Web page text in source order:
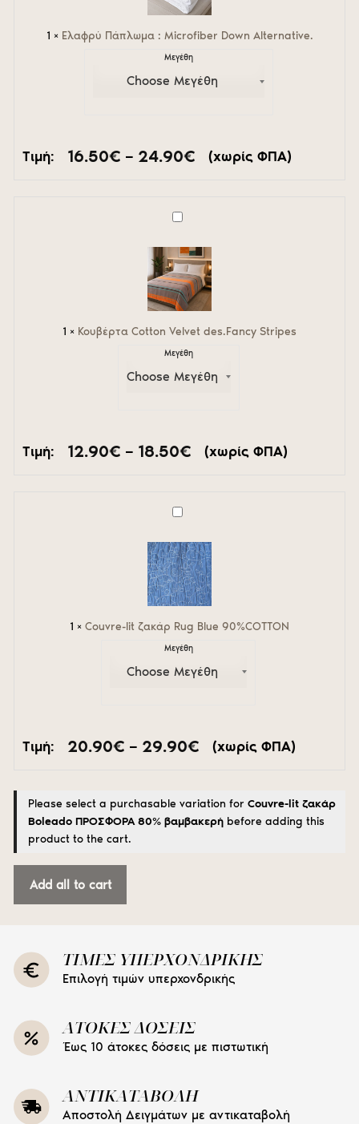
1 × Ελαφρύ Πάπλωμα : Microfiber Down Alternative.
Μεγέθη
Τιμή: 16.50€ – 24.90€ Price
range:
(χωρίς ΦΠΑ)
1 × Κουβέρτα Cotton Velvet des.Fancy Stripes
Μεγέθη
Τιμή: 12.90€ – 18.50€ Price
range:
(χωρίς ΦΠΑ)
1 × Couvre-lit ζακάρ Rug Blue 90%COTTON
Μεγέθη
Τιμή: 20.90€ – 29.90€ Price
29.90€
(χωρίς ΦΠΑ)
Please select a purchasable variation for Couvre-lit ζακάρ
Boleado ΠΡΟΣΦΟΡΑ 80% βαμβακερή before adding this
product to the cart.
Add all to cart
ΤΙΜΕΣ ΥΠΕΡΧΟΝΔΡΙΚΗΣ
Επιλογή τιμών υπερχονδρικής
ΑΤΟΚΕΣ ΔΟΣΕΙΣ
Έως 10 άτοκες δόσεις με πιστωτική
ΑΝΤΙΚΑΤΑΒΟΛΗ
Αποστολή Δειγμάτων με αντικαταβολή